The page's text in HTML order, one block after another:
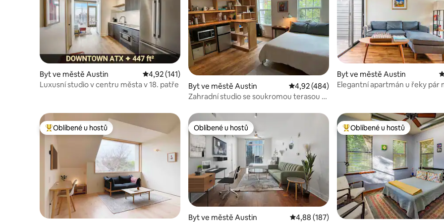
Byt ve městě Austin Průměrné hodnocení 4,92 z 5, 141 hodnocení
4,92 (141)
Luxusní studio v centru města v 18. patře
Byt ve městě Austin Průměrné hodnocení 4,92 z 5, 484 hodnocení
4,92 (484)
Zahradní studio se soukromou terasou a
Byt ve městě Austin
Elegantní apartmán u řeky pár
Nejlepší v kategorii Oblíbené u hostů
Oblíbené u hostů Oblíbené u hostů
Oblíbené u hostů
Byt ve městě Austin Průměrné hodnocení 4,88 z 5, 187 hodnocení
4,88 (187)
Nejlepší v kategorii Oblíbené u
Oblíbené u hostů